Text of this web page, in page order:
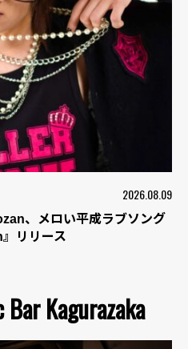
2026.08.09
、メロい平成ラブソング
リリース
Kagurazaka